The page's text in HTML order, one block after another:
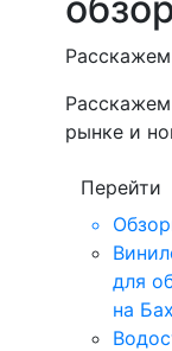
рынке и
Перейти
для
на